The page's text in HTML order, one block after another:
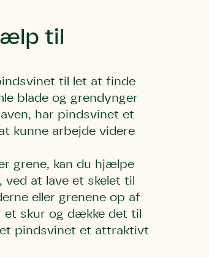
til
til let at finde
blade og grendynger
har pindsvinet et
kunne arbejde videre
grene, kan du hjælpe
at lave et skelet til
eller grenene op af
et skur og dække det til
pindsvinet et attraktivt